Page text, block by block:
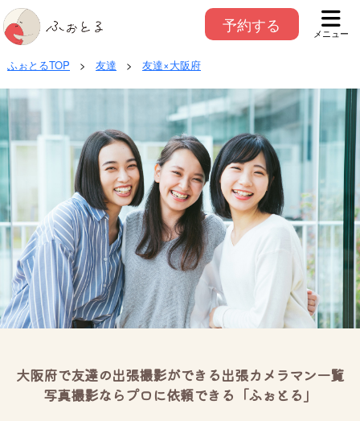
予約する メニュー
ふぉとるTOP > 友達 > 友達×大阪府
大阪府で友達の出張撮影ができる出張カメラマン一覧
写真撮影ならプロに依頼できる「ふぉとる」